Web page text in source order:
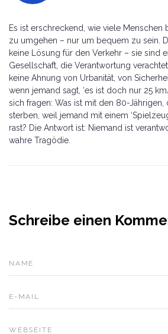
Es ist erschreckend, wie viele Menschen
zu umgehen – nur um bequem zu sein.
keine Lösung für den Verkehr – sie sind
Gesellschaft, die Verantwortung
keine Ahnung von Urbanität, von
wenn jemand sagt, ‘es ist doch nur 25
sich fragen: Was ist mit den 80-Jährigen,
sterben, weil jemand mit einem
rast? Die Antwort ist: Niemand ist
wahre Tragödie.
Schreibe einen